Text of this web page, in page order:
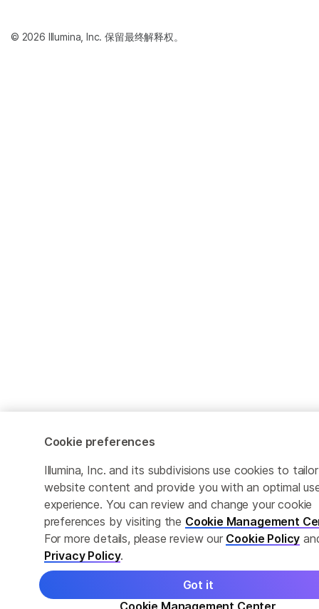
© 2026 Illumina, Inc. 保留最终解释权。
Cookie preferences
Illumina, Inc. and its subdivisions use cookies to tailor
website content and provide you with an optimal
experience. You can review and change your cookie
preferences by visiting the Cookie Management
For more details, please review our Cookie Policy
Privacy Policy.
Cookie Management Center
Got it